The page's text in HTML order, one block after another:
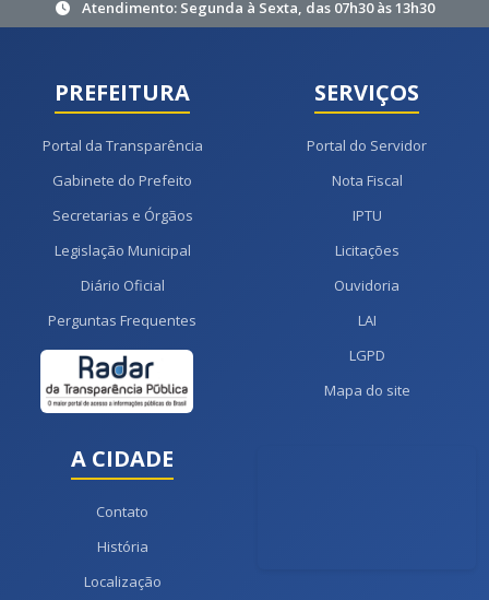
Atendimento: Segunda à Sexta, das 07h30 às 13h30
PREFEITURA
Portal da Transparência
Gabinete do Prefeito
Secretarias e Órgãos
Legislação Municipal
Diário Oficial
Perguntas Frequentes
SERVIÇOS
Portal do Servidor
Nota Fiscal
IPTU
Licitações
Ouvidoria
LAI
LGPD
Mapa do site
A CIDADE
Contato
História
Localização